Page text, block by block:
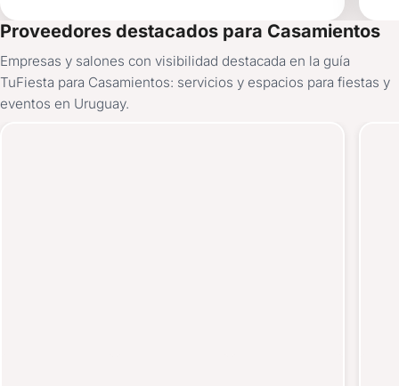
Proveedores destacados para Casamientos
Empresas y salones con visibilidad destacada en la guía
TuFiesta para Casamientos: servicios y espacios para fiestas y
eventos en Uruguay.